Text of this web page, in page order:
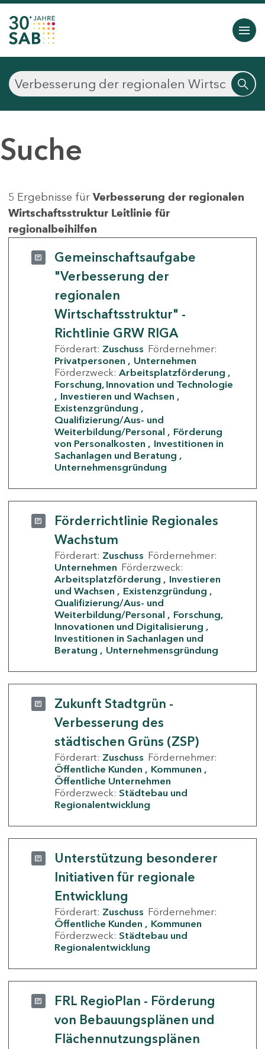
Suche
5 Ergebnisse für Verbesserung der regionalen
Wirtschaftsstruktur Leitlinie für
regionalbeihilfen
Gemeinschaftsaufgabe
"Verbesserung der
regionalen
Wirtschaftsstruktur" -
Richtlinie GRW RIGA
Förderart: Zuschuss Fördernehmer:
Privatpersonen
Unternehmen
Förderzweck: Arbeitsplatzförderung
Forschung, Innovation und Technologie
Investieren und Wachsen
Existenzgründung
Qualifizierung/Aus- und
Weiterbildung/Personal
Förderung
von Personalkosten
Investitionen in
Sachanlagen und Beratung
Unternehmensgründung
Förderrichtlinie Regionales
Wachstum
Förderart: Zuschuss Fördernehmer:
Unternehmen Förderzweck:
Arbeitsplatzförderung
Investieren
und Wachsen
Existenzgründung
Qualifizierung/Aus- und
Weiterbildung/Personal
Forschung,
Innovationen und Digitalisierung
Investitionen in Sachanlagen und
Beratung
Unternehmensgründung
Zukunft Stadtgrün -
Verbesserung des
städtischen Grüns (ZSP)
Förderart: Zuschuss Fördernehmer:
Öffentliche Kunden
Kommunen
Öffentliche Unternehmen
Förderzweck: Städtebau und
Regionalentwicklung
Unterstützung besonderer
Initiativen für regionale
Entwicklung
Förderart: Zuschuss Fördernehmer:
Öffentliche Kunden
Kommunen
Förderzweck: Städtebau und
Regionalentwicklung
FRL RegioPlan - Förderung
von Bebauungsplänen und
Flächennutzungsplänen